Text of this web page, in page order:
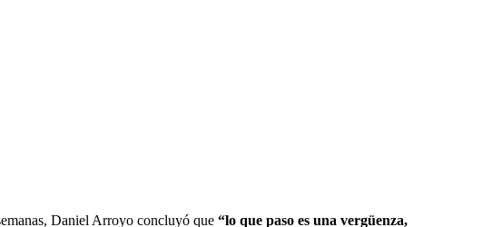
Daniel Arroyo concluyó que “lo que paso es una vergüenza,